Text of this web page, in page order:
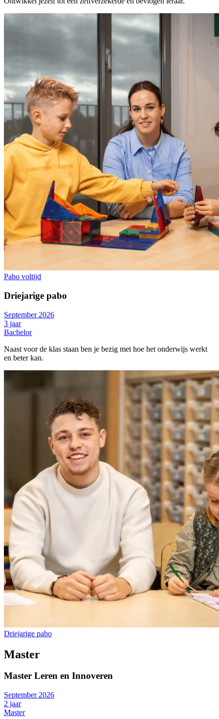
Pabo voltijd
Driejarige pabo
September 2026
3 jaar
Bachelor
Naast voor de klas staan ben je bezig met hoe het onderwijs werkt
en beter kan.
Driejarige pabo
Master
Master Leren en Innoveren
September 2026
2 jaar
Master